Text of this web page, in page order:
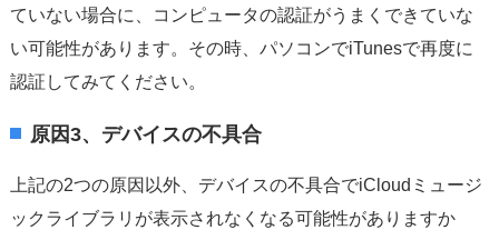
ていない場合に、コンピュータの認証がうまくできていな
い可能性があります。その時、パソコンでiTunesで再度に
認証してみてください。
原因3、デバイスの不具合
上記の2つの原因以外、デバイスの不具合でiCloudミュージ
ックライブラリが表示されなくなる可能性がありますか